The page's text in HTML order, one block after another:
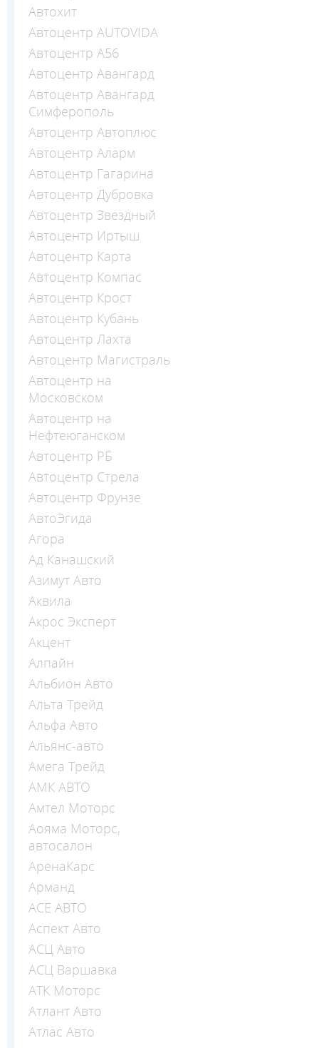
Автохит
Автоцентр AUTOVIDA
Автоцентр А56
Автоцентр Авангард
Автоцентр Авангард
Симферополь
Автоцентр Автоплюс
Автоцентр Аларм
Автоцентр Гагарина
Автоцентр Дубровка
Автоцентр Звездный
Автоцентр Иртыш
Автоцентр Карта
Автоцентр Компас
Автоцентр Крост
Автоцентр Кубань
Автоцентр Лахта
Автоцентр Магистраль
Автоцентр на
Московском
Автоцентр на
Нефтеюганском
Автоцентр РБ
Автоцентр Стрела
Автоцентр Фрунзе
АвтоЭгида
Агора
Ад Канашский
Азимут Авто
Аквила
Акрос Эксперт
Акцент
Алпайн
Альбион Авто
Альта Трейд
Альфа Авто
Альянс-авто
Амега Трейд
АМК АВТО
Амтел Моторс
Аояма Моторс,
автосалон
АренаКарс
Арманд
АСЕ АВТО
Аспект Авто
АСЦ Авто
АСЦ Варшавка
АТК Моторс
Атлант Авто
Атлас Авто